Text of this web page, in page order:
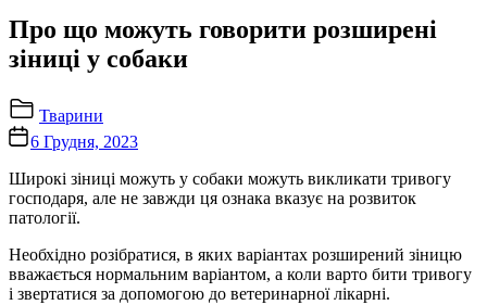
Про що можуть говорити розширені
зіниці у собаки
Тварини
6 Грудня, 2023
Широкі зіниці можуть у собаки можуть викликати тривогу
господаря, але не завжди ця ознака вказує на розвиток
патології.
Необхідно розібратися, в яких варіантах розширений зіницю
вважається нормальним варіантом, а коли варто бити тривогу
і звертатися за допомогою до ветеринарної лікарні.